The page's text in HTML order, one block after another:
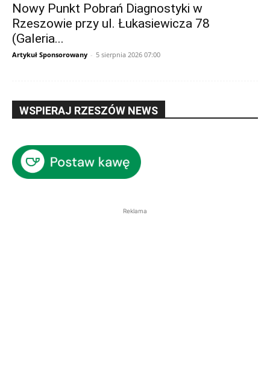
Nowy Punkt Pobrań Diagnostyki w
Rzeszowie przy ul. Łukasiewicza 78
(Galeria...
Artykuł Sponsorowany - 5 sierpnia 2026 07:00
WSPIERAJ RZESZÓW NEWS
Reklama